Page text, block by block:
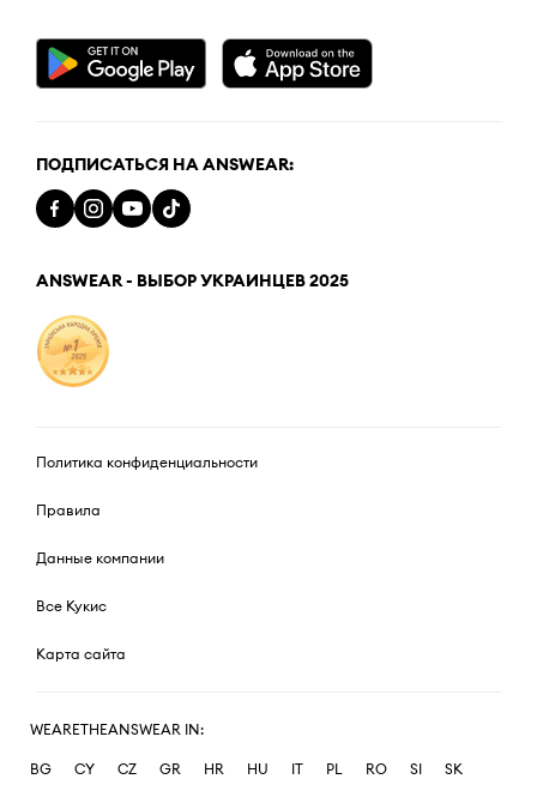
ПОДПИСАТЬСЯ НА ANSWEAR:
ANSWEAR - ВЫБОР УКРАИНЦЕВ 2025
Политика конфиденциальности
Правила
Данные компании
Все Кукис
Карта сайта
WEARETHEANSWEAR IN:
BG CY CZ GR HR HU IT PL RO SI SK